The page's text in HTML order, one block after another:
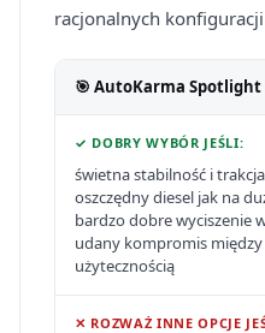
racjonalnych
🎯 AutoKarma
✓ DOBRY WYBÓR JEŚLI:
świetna stabilność i
oszczędny diesel jak na
bardzo dobre wyciszenie
udany kompromis
użytecznością
✕ ROZWAŻ INNE OPCJE